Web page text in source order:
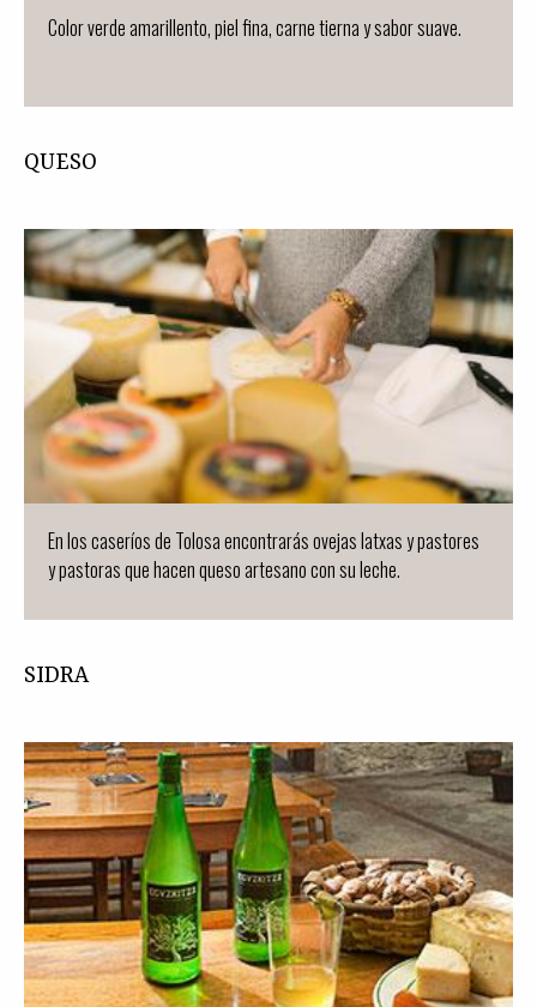
Color verde amarillento, piel fina, carne tierna y sabor suave.
QUESO
En los caseríos de Tolosa encontrarás ovejas latxas y pastores
y pastoras que hacen queso artesano con su leche.
SIDRA